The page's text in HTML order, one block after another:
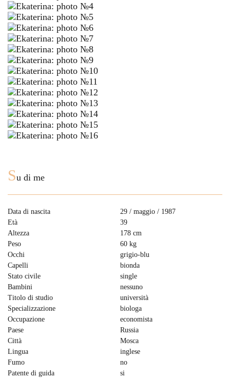
Su di me
Data di nascita
29 / maggio / 1987
Età
39
Altezza
178 cm
Peso
60 kg
Occhi
grigio-blu
Capelli
bionda
Stato civile
single
Bambini
nessuno
Titolo di studio
università
Specializzazione
biologa
Occupazione
economista
Paese
Russia
Città
Mosca
Lingua
inglese
Fumo
no
Patente di guida
si